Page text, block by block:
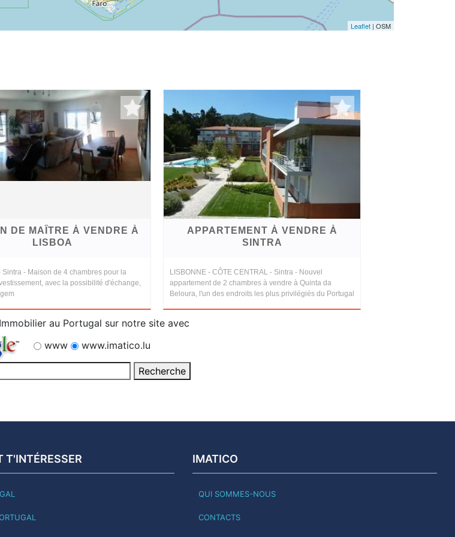
Leaflet | OSM
DE MAÎTRE À VENDRE À
LISBOA
Sintra - Maison de 4 chambres pour la
avec la possibilité d'échange,
APPARTEMENT À VENDRE À
SINTRA
LISBONNE - CÔTE CENTRAL - Sintra - Nouvel
appartement de 2 chambres à vendre à Quinta da
Beloura, l'un des endroits les plus privilégiés du Portugal
au Portugal sur notre site avec
www
www.imatico.lu
T'INTÉRESSER IMATICO
QUI SOMMES-NOUS
CONTACTS